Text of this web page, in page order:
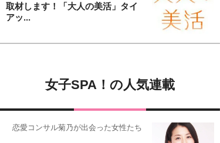
取材します！「大人の美活」タイ
アッ...
女子SPA！の人気連載
恋愛コンサル菊乃が出会った女性たち